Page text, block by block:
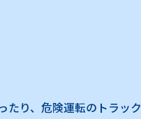
たり、危険運転のトラック